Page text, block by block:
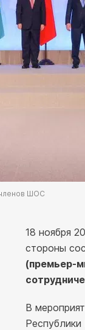
ШОС
18 ноября
стороны
(премьер-
В